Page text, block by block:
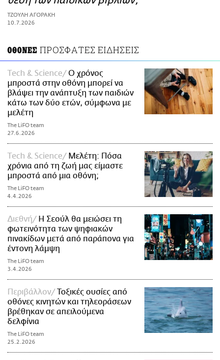
ΑΜΠΑ
PRINT
ΤΖΟΥΛΗ ΑΓΟΡΑΚΗ
10.7.2026
ΟΘΟΝΕΣ ΠΡΟΣΦΑΤΕΣ ΕΙΔΗΣΕΙΣ
Τech & Science
Ο χρόνος
μπροστά στην οθόνη μπορεί να
βλάψει την ανάπτυξη των παιδιών
κάτω των δύο ετών, σύμφωνα με
μελέτη
The LiFO team
27.6.2026
Τech & Science
Μελέτη: Πόσα
χρόνια από τη ζωή μας είμαστε
μπροστά από μια οθόνη;
The LiFO team
4.4.2026
Διεθνή
Η Σεούλ θα μειώσει τη
φωτεινότητα των ψηφιακών
πινακίδων μετά από παράπονα για
έντονη λάμψη
The LiFO team
3.4.2026
Περιβάλλον
Τοξικές ουσίες από
οθόνες κινητών και τηλεοράσεων
βρέθηκαν σε απειλούμενα
δελφίνια
The LiFO team
25.2.2026